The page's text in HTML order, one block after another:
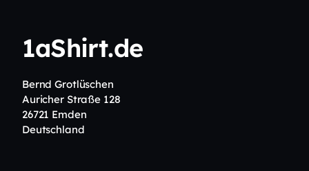
1aShirt.de
Bernd Grotlüschen
Auricher Straße 128
26721 Emden
Deutschland